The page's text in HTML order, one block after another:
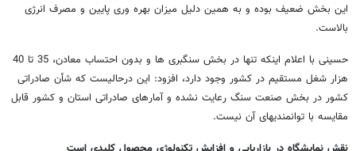
این بخش ضعیف بوده و به همین دلیل میزان بهره وری پایین و مصرف انرژی
بالاست.
حسینی با اعلام اینکه تنها در بخش سنگبری ها و بدون احتساب معادن، 35 تا 40
هزار شغل مستقیم در کشور وجود دارد، افزود: این درحالیست که شأن صادراتی
کشور در بخش صنعت سنگ رعایت نشده و آمارهای صادراتی استان و کشور قابل
مقایسه با توانمندیهای آن نیست.